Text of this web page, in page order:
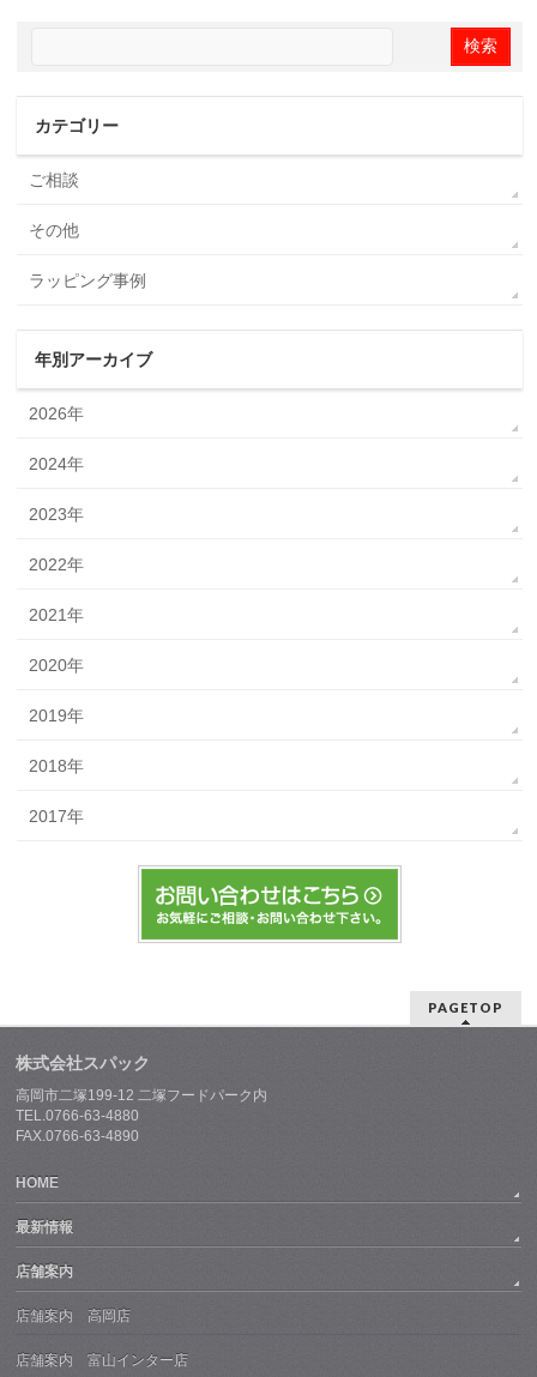
カテゴリー
ご相談
その他
ラッピング事例
年別アーカイブ
2026年
2024年
2023年
2022年
2021年
2020年
2019年
2018年
2017年
PAGETOP
株式会社スパック
高岡市二塚199-12 二塚フードパーク内
TEL.0766-63-4880
FAX.0766-63-4890
HOME
最新情報
店舗案内
店舗案内 高岡店
店舗案内 富山インター店